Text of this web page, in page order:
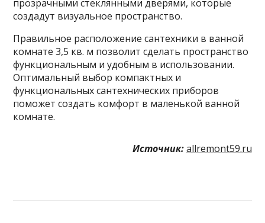
прозрачными стеклянными дверями, которые
создадут визуальное пространство.
Правильное расположение сантехники в ванной
комнате 3,5 кв. м позволит сделать пространство
функциональным и удобным в использовании.
Оптимальный выбор компактных и
функциональных сантехнических приборов
поможет создать комфорт в маленькой ванной
комнате.
Источник: allremont59.ru